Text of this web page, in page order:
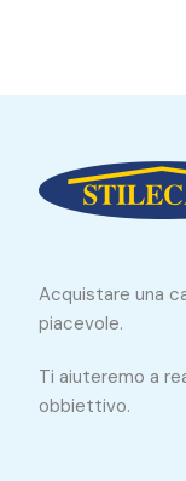
Acquistare una
piacevole.
Ti aiuteremo a
obbiettivo.